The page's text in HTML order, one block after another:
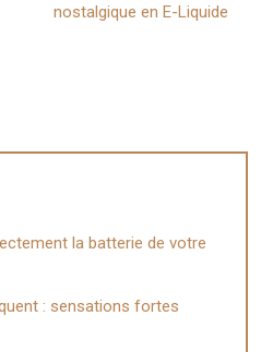
nostalgique en E-Liquide
la batterie de votre
: sensations fortes